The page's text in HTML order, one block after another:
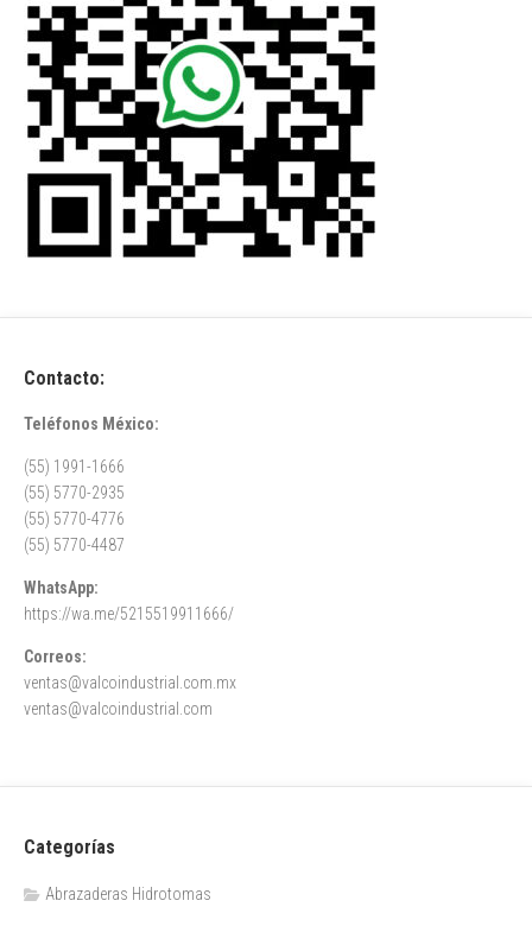
Contacto:
Teléfonos México:
(55) 1991-1666
(55) 5770-2935
(55) 5770-4776
(55) 5770-4487
WhatsApp:
https://wa.me/5215519911666/
Correos:
ventas@valcoindustrial.com.mx
ventas@valcoindustrial.com
Categorías
Abrazaderas Hidrotomas